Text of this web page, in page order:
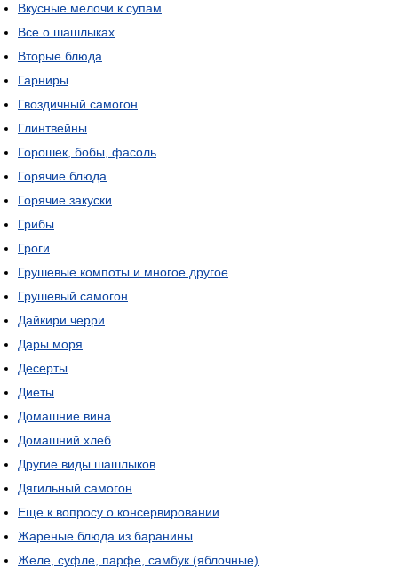
Вкусные мелочи к супам
Все о шашлыках
Вторые блюда
Гарниры
Гвоздичный самогон
Глинтвейны
Горошек, бобы, фасоль
Горячие блюда
Горячие закуски
Грибы
Гроги
Грушевые компоты и многое другое
Грушевый самогон
Дайкири черри
Дары моря
Десерты
Диеты
Домашние вина
Домашний хлеб
Другие виды шашлыков
Дягильный самогон
Еще к вопросу о консервировании
Жареные блюда из баранины
Желе, суфле, парфе, самбук (яблочные)